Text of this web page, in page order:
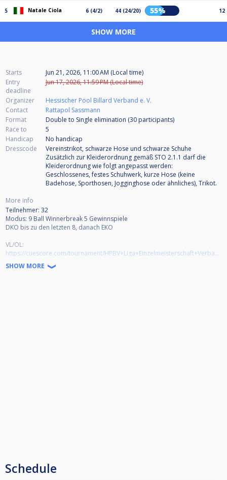
5 Natale Ciola 6 (4/2) 44 (24/20) 55% 12
SHOW MORE
Starts
Jun 21, 2026, 11:00 AM (Local time)
Entry
deadline
Jun 17, 2026, 11:59 PM (Local time)
Organizer
Hessischer Pool Billard Verband e. V.
Contact
Rattapol Sassmann
Format
Double to Single elimination (30 participants)
Race to
5
Handicap
No handicap
Dresscode
Vereinstrikot, schwarze Hose und schwarze Schuhe
Zusätzlich zur Kleiderordnung gemäß STO 2.1.1 darf die
Kleiderordnung wie folgt angepasst werden:
Geschlossenes, festes Schuhwerk, kurze Hose (keine
Badehose, Sporthosen, Jogginghose oder ähnliches), Trikot.
More info
Teilnehmer: 32
Modus: 9 Ball Winnerbreak 5 Gewinnspiele
DKO bis zu den letzten 8, danach EKO
VL/OL:
https://cuescore.com/tournament/HPBV+Liga+Einzelmeisterschaft+Verbands-+und+Oberliga+BV+M%C3%B6rfelden-Walldorf/81537421
SHOW MORE
Schedule